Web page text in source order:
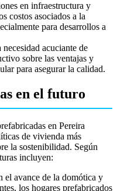
en infraestructura y
costos asociados a la
para desarrollos a
necesidad acuciante de
sobre las ventajas y
para asegurar la calidad.
en el futuro
en Pereira
de vivienda más
la sostenibilidad. Según
incluyen:
el avance de la domótica y
los hogares prefabricados